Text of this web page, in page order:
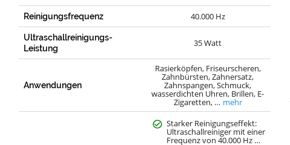
Reinigungsfrequenz 40.000 Hz
Ultraschallreinigungs-
Leistung
35 Watt
Anwendungen
Rasierköpfen, Friseurscheren,
Zahnbürsten, Zahnersatz,
Zahnspangen, Schmuck,
wasserdichten Uhren, Brillen, E-
Zigaretten, … mehr
Starker Reinigungseffekt:
Ultraschallreiniger mit einer
Frequenz von 40.000 Hz …